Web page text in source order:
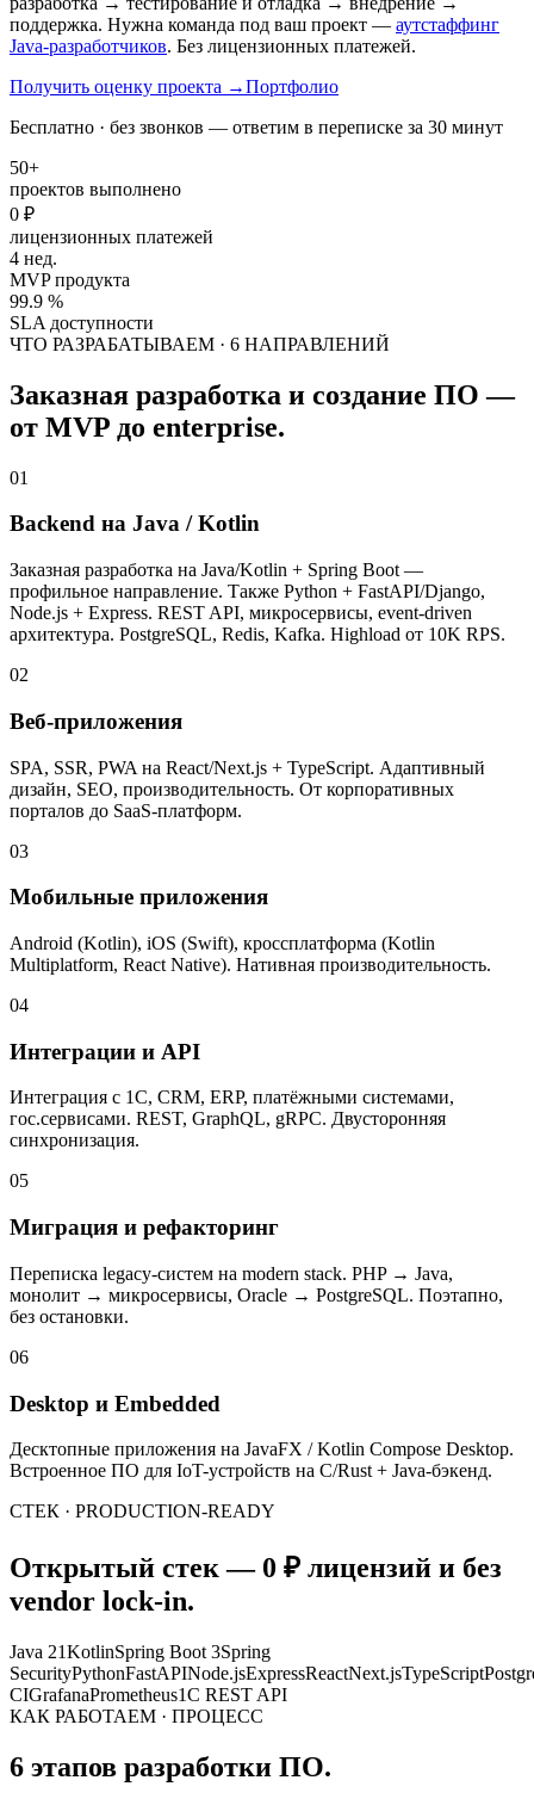
поддержка. Нужна команда под ваш проект — аутстаффинг
Java-разработчиков. Без лицензионных платежей.
Получить оценку проекта →Портфолио
Бесплатно · без звонков — ответим в переписке за 30 минут
50+
проектов выполнено
0 ₽
лицензионных платежей
4 нед.
MVP продукта
99.9 %
SLA доступности
ЧТО РАЗРАБАТЫВАЕМ · 6 НАПРАВЛЕНИЙ
Заказная разработка и создание ПО —
от MVP до enterprise.
01
Backend на Java / Kotlin
Заказная разработка на Java/Kotlin + Spring Boot —
профильное направление. Также Python + FastAPI/Django,
Node.js + Express. REST API, микросервисы, event-driven
архитектура. PostgreSQL, Redis, Kafka. Highload от 10K RPS.
02
Веб-приложения
SPA, SSR, PWA на React/Next.js + TypeScript. Адаптивный
дизайн, SEO, производительность. От корпоративных
порталов до SaaS-платформ.
03
Мобильные приложения
Android (Kotlin), iOS (Swift), кроссплатформа (Kotlin
Multiplatform, React Native). Нативная производительность.
04
Интеграции и API
Интеграция с 1С, CRM, ERP, платёжными системами,
гос.сервисами. REST, GraphQL, gRPC. Двусторонняя
синхронизация.
05
Миграция и рефакторинг
Переписка legacy-систем на modern stack. PHP → Java,
монолит → микросервисы, Oracle → PostgreSQL. Поэтапно,
без остановки.
06
Desktop и Embedded
Десктопные приложения на JavaFX / Kotlin Compose Desktop.
Встроенное ПО для IoT-устройств на C/Rust + Java-бэкенд.
СТЕК · PRODUCTION-READY
Открытый стек — 0 ₽ лицензий и без
vendor lock-in.
Java 21KotlinSpring Boot 3Spring
SecurityPythonFastAPINode.jsExpressReactNext.jsTypeScript
CIGrafanaPrometheus1С REST API
КАК РАБОТАЕМ · ПРОЦЕСС
6 этапов разработки ПО.